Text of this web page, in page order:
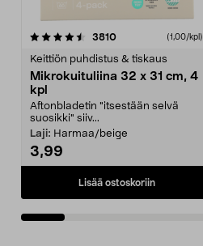
3810arvostelut (1,00/kpl)
Keittiön puhdistus & tiskaus
Mikrokuituliina 32 x 31 cm, 4
kpl
Aftonbladetin "itsestään selvä
suosikki" siiv...
Laji: Harmaa/beige
3,99
Lisää ostoskoriin
4.5viidestä